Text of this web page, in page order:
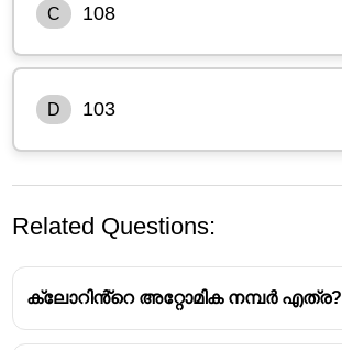
C 108
D 103
Related Questions:
ക്ലോറിൻ്റെ അറ്റോമിക നമ്പർ എത്ര?